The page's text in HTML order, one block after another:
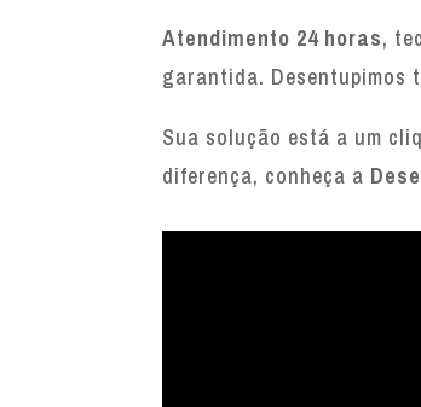
Atendimento 24 horas,
garantida. Desentupimos
Sua solução está a um
diferença, conheça a